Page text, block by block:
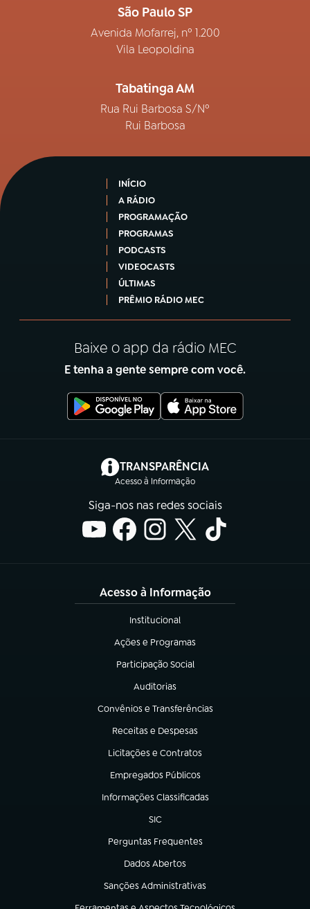
São Paulo SP
Avenida Mofarrej, nº 1.200
Vila Leopoldina
Tabatinga AM
Rua Rui Barbosa S/Nº
Rui Barbosa
INÍCIO
A RÁDIO
PROGRAMAÇÃO
PROGRAMAS
PODCASTS
VIDEOCASTS
ÚLTIMAS
PRÊMIO RÁDIO MEC
Baixe o app da rádio MEC
E tenha a gente sempre com você.
TRANSPARÊNCIA
Acesso à Informação
(abre em nova aba)
Siga-nos nas redes sociais
Acesso à Informação
Institucional
(abre em nova aba)
Ações e Programas
(abre em nova aba)
Participação Social
(abre em nova aba)
Auditorias
(abre em nova aba)
Convênios e Transferências
(abre em nova aba)
Receitas e Despesas
(abre em nova aba)
Licitações e Contratos
(abre em nova aba)
Empregados Públicos
(abre em nova aba)
Informações Classificadas
(abre em nova aba)
SIC
(abre em nova aba)
Perguntas Frequentes
(abre em nova aba)
Dados Abertos
(abre em nova aba)
Sanções Administrativas
(abre em nova aba)